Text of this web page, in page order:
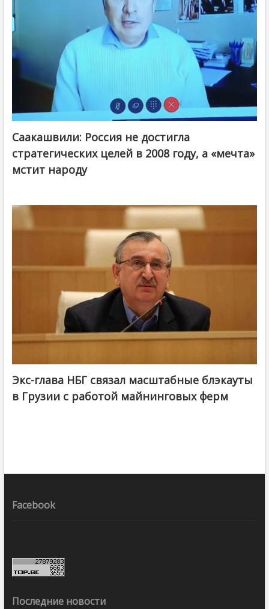
Саакашвили: Россия не достигла
стратегических целей в 2008 году, а «мечта»
мстит народу
Экс-глава НБГ связал масштабные блэкауты
в Грузии с работой майнинговых ферм
Facebook
Последние новости